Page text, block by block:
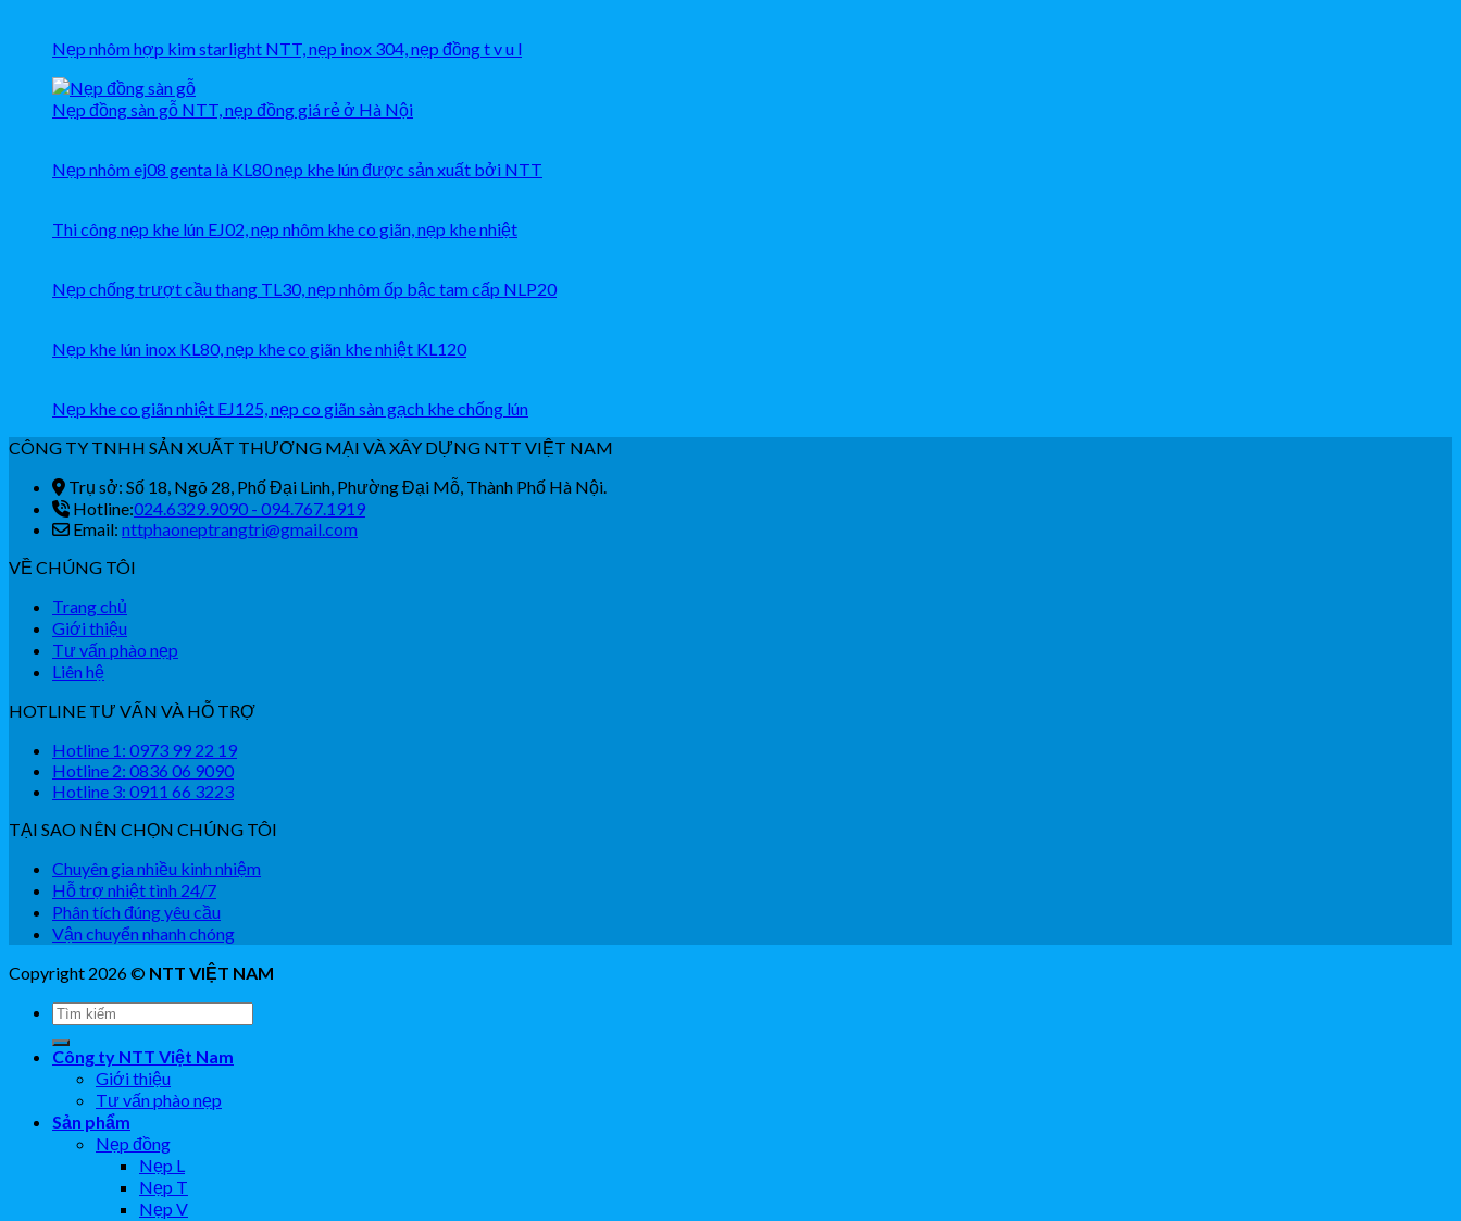
Nẹp nhôm hợp kim starlight NTT, nẹp inox 304, nẹp đồng t v u l
Nẹp đồng sàn gỗ NTT, nẹp đồng giá rẻ ở Hà Nội
Nẹp nhôm ej08 genta là KL80 nẹp khe lún được sản xuất bởi NTT
Thi công nẹp khe lún EJ02, nẹp nhôm khe co giãn, nẹp khe nhiệt
Nẹp chống trượt cầu thang TL30, nẹp nhôm ốp bậc tam cấp NLP20
Nẹp khe lún inox KL80, nẹp khe co giãn khe nhiệt KL120
Nẹp khe co giãn nhiệt EJ125, nẹp co giãn sàn gạch khe chống lún
CÔNG TY TNHH SẢN XUẤT THƯƠNG MẠI VÀ XÂY DỰNG NTT VIỆT NAM
Trụ sở: Số 18, Ngõ 28, Phố Đại Linh, Phường Đại Mỗ, Thành Phố Hà Nội.
Hotline:024.6329.9090 - 094.767.1919
Email: nttphaoneptrangtri@gmail.com
VỀ CHÚNG TÔI
Trang chủ
Giới thiệu
Tư vấn phào nẹp
Liên hệ
HOTLINE TƯ VẤN VÀ HỖ TRỢ
Hotline 1: 0973 99 22 19
Hotline 2: 0836 06 9090
Hotline 3: 0911 66 3223
TẠI SAO NÊN CHỌN CHÚNG TÔI
Chuyên gia nhiều kinh nhiệm
Hỗ trợ nhiệt tình 24/7
Phân tích đúng yêu cầu
Vận chuyển nhanh chóng
Copyright 2026 © NTT VIỆT NAM
Công ty NTT Việt Nam
Giới thiệu
Tư vấn phào nẹp
Sản phẩm
Nẹp đồng
Nẹp L
Nẹp T
Nẹp V